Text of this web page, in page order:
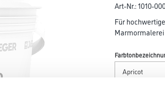
Art-Nr.:1010-
Für